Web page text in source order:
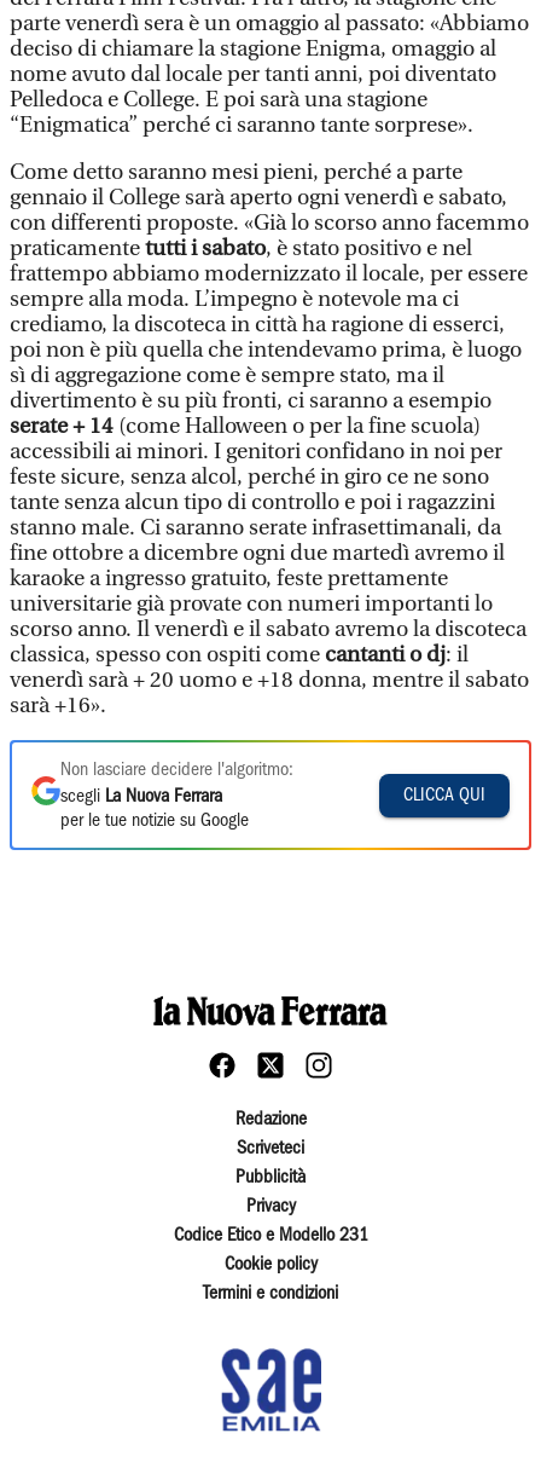
parte venerdì sera è un omaggio al passato: «Abbiamo
deciso di chiamare la stagione Enigma, omaggio al
nome avuto dal locale per tanti anni, poi diventato
Pelledoca e College. E poi sarà una stagione
“Enigmatica” perché ci saranno tante sorprese».
Come detto saranno mesi pieni, perché a parte
gennaio il College sarà aperto ogni venerdì e sabato,
con differenti proposte. «Già lo scorso anno facemmo
praticamentetutti i sabato, è stato positivo e nel
frattempo abbiamo modernizzato il locale, per essere
sempre alla moda. L’impegno è notevole ma ci
crediamo, la discoteca in città ha ragione di esserci,
poi non è più quella che intendevamo prima, è luogo
sì di aggregazione come è sempre stato, ma il
divertimento è su più fronti, ci saranno a esempio
serate + 14 (come Halloween o per la fine scuola)
accessibili ai minori. I genitori confidano in noi per
feste sicure, senza alcol, perché in giro ce ne sono
tante senza alcun tipo di controllo e poi i ragazzini
stanno male. Ci saranno serate infrasettimanali, da
fine ottobre a dicembre ogni due martedì avremo il
karaoke a ingresso gratuito, feste prettamente
universitarie già provate con numeri importanti lo
scorso anno. Il venerdì e il sabato avremo la discoteca
classica, spesso con ospiti come cantanti o dj: il
venerdì sarà + 20 uomo e +18 donna, mentre il sabato
sarà +16».
Non lasciare decidere l'algoritmo:
scegli La Nuova Ferrara
per le tue notizie su Google
CLICCA QUI
Redazione
Scriveteci
Pubblicità
Privacy
Codice Etico e Modello 231
Cookie policy
Termini e condizioni